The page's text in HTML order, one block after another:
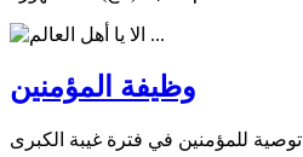
وظيفة المؤمنين
توصية للمؤمنين في فترة غيبة الكبرى